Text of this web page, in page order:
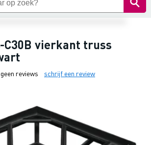
C30B vierkant truss
reviews schrijf een review